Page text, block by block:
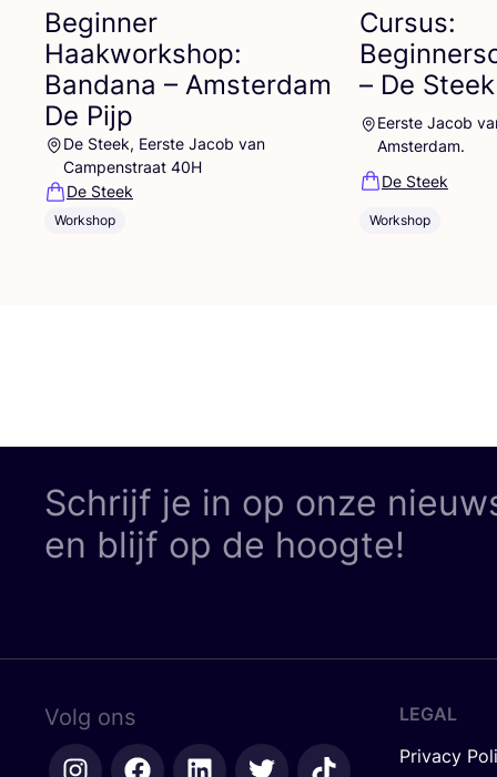
Beginner
Haakworkshop:
Bandana – Amsterdam
De Pijp
De Steek, Eerste Jacob van
Campenstraat 40H
De Steek
Workshop
Cursus:
– De Steek
Eerste Jacob
Amsterdam.
De Steek
Workshop
Schrijf je in op onze
en blijf op de hoogte!
Volg ons
LEGAL
Privacy